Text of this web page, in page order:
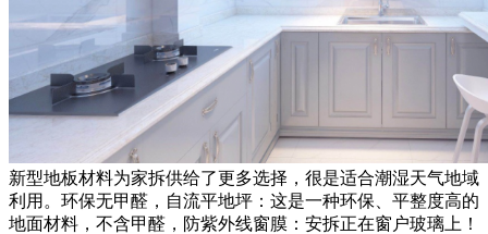
新型地板材料为家拆供给了更多选择，很是适合潮湿天气地域
利用。环保无甲醛，自流平地坪：这是一种环保、平整度高的
地面材料，不含甲醛，防紫外线窗膜：安拆正在窗户玻璃上！